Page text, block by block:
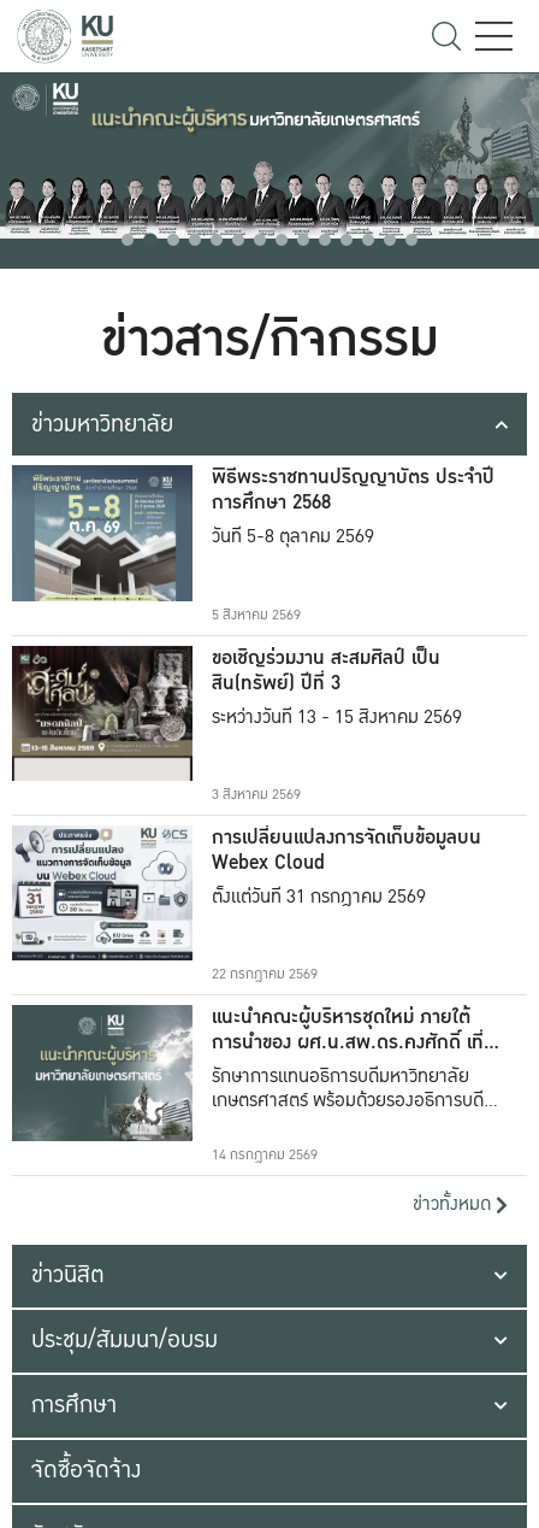
ข่าวสาร/กิจกรรม
ข่าวมหาวิทยาลัย
พิธีพระราชทานปริญญาบัตร ประจำปี
การศึกษา 2568
วันที่ 5-8 ตุลาคม 2569
5 สิงหาคม 2569
ขอเชิญร่วมงาน สะสมศิลป์ เป็น
สิน(ทรัพย์) ปีที่ 3
ระหว่างวันที่ 13 - 15 สิงหาคม 2569
3 สิงหาคม 2569
การเปลี่ยนแปลงการจัดเก็บข้อมูลบน
Webex Cloud
ตั้งแต่วันที่ 31 กรกฎาคม 2569
22 กรกฎาคม 2569
แนะนำคณะผู้บริหารชุดใหม่ ภายใต้
การนำของ ผศ.น.สพ.ดร.คงศักดิ์ เที่ยง
ธรรม
รักษาการแทนอธิการบดีมหาวิทยาลัย
เกษตรศาสตร์ พร้อมด้วยรองอธิการบดีทั้ง
14 กรกฎาคม 2569
ข่าวทั้งหมด
ข่าวนิสิต
ประชุม/สัมมนา/อบรม
การศึกษา
จัดซื้อจัดจ้าง